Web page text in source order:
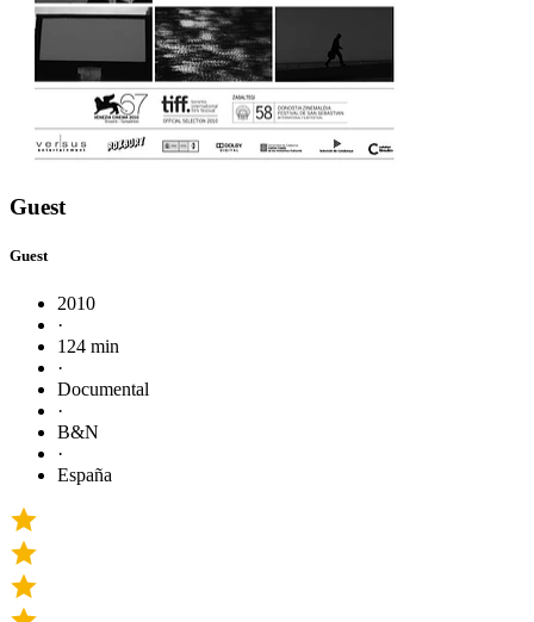
Guest
Guest
2010
·
124 min
·
Documental
·
B&N
·
España